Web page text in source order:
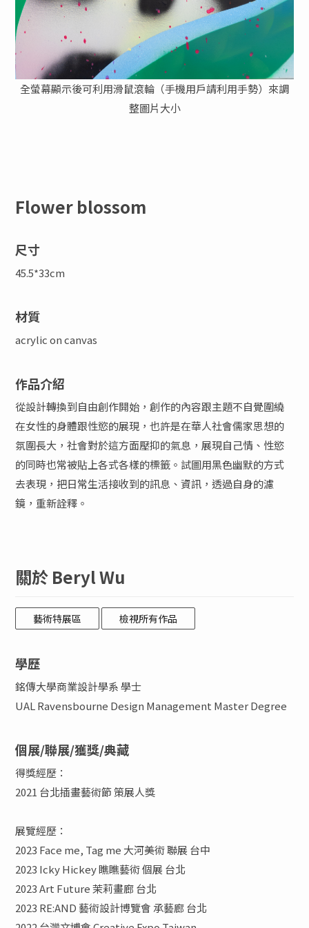
全螢幕顯示後可利用滑鼠滾輪（手機用戶請利用手勢）來調
整圖片大小
Flower blossom
尺寸
45.5*33cm
材質
acrylic on canvas
作品介紹
從設計轉換到自由創作開始，創作的內容跟主題不自覺圍繞
在女性的身體跟性慾的展現，也許是在華人社會儒家思想的
氛圍長大，社會對於這方面壓抑的氣息，展現自己情、性慾
的同時也常被貼上各式各樣的標籤。試圖用黑色幽默的方式
去表現，把日常生活接收到的訊息、資訊，透過自身的濾
鏡，重新詮釋。
關於 Beryl Wu
藝術特展區 檢視所有作品
學歷
銘傳大學商業設計學系 學士
UAL Ravensbourne Design Management Master Degree
個展/聯展/獲獎/典藏
得獎經歷：
2021 台北插畫藝術節 策展人獎
展覽經歷：
2023 Face me, Tag me 大河美術 聯展 台中
2023 Icky Hickey 瞧瞧藝術 個展 台北
2023 Art Future 茉莉畫廊 台北
2023 RE:AND 藝術設計博覽會 承藝廊 台北